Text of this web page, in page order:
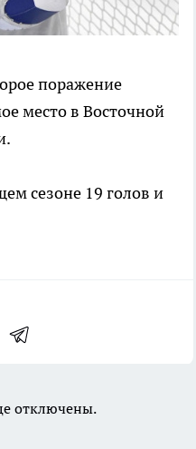
поражение
место в Восточной
сезоне 19 голов и
отключены.